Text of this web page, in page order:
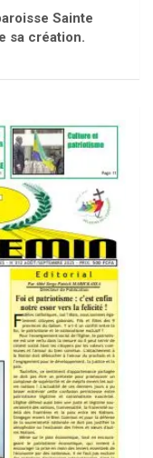
Sainte
sa création.